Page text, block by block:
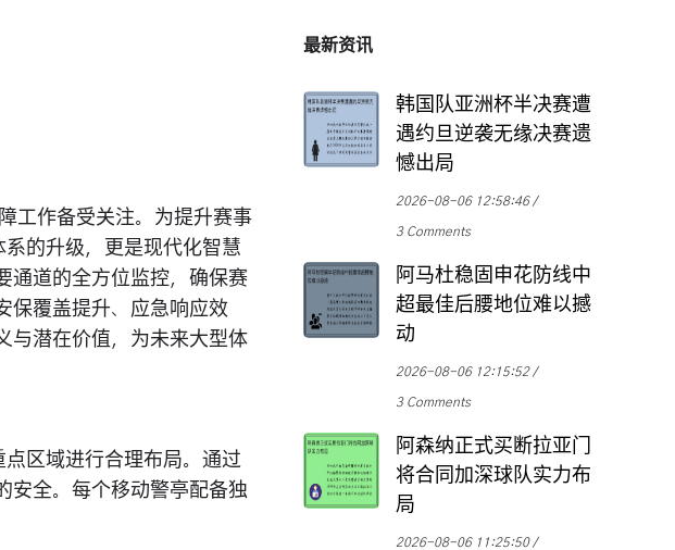
工作备受关注。为提升赛事
的升级，更是现代化智慧
通道的全方位监控，确保赛
保覆盖提升、应急响应效
与潜在价值，为未来大型体
区域进行合理布局。通过
安全。每个移动警亭配备独
最新资讯
韩国队亚洲杯半决赛遭
遇约旦逆袭无缘决赛遗
憾出局
2026-08-06 12:58:46
3 Comments
阿马杜稳固申花防线中
超最佳后腰地位难以撼
动
2026-08-06 12:15:52
3 Comments
阿森纳正式买断拉亚门
将合同加深球队实力布
局
2026-08-06 11:25:50